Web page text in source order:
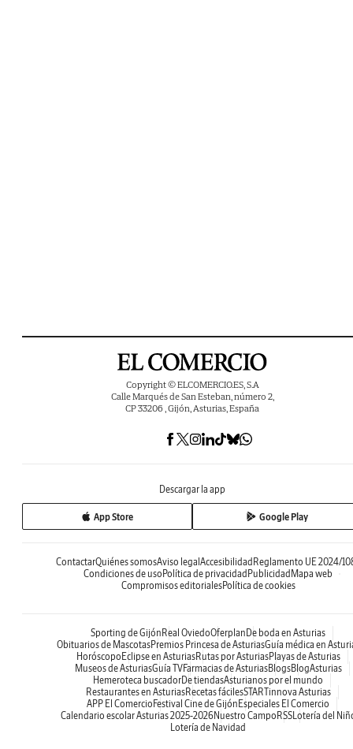
Copyright © ELCOMERCIO.ES, S.A
Calle Marqués de San Esteban, número 2,
CP 33206 , Gijón, Asturias, España
Descargar la app
App Store Google Play
ContactarQuiénes somosAviso legal Accesibilidad Reglamento UE 2024/
Condiciones de uso Política de privacidad Publicidad Mapa web
Compromisos editorialesPolítica de cookies
Sporting de Gijón Real OviedoOferplan De boda en Asturias
Obituarios de MascotasPremios Princesa de AsturiasGuía médica en
Horóscopo Eclipse en AsturiasRutas por AsturiasPlayas de Asturias
Museos de AsturiasGuía TVFarmacias de AsturiasBlogsBlogAsturias
Hemeroteca buscadorDe tiendasAsturianos por el mundo
Restaurantes en AsturiasRecetas fácilesSTARTinnova Asturias
APP El Comercio Festival Cine de Gijón Especiales El Comercio
Calendario escolar Asturias 2025-2026Nuestro Campo RSSLotería del
Lotería de Navidad